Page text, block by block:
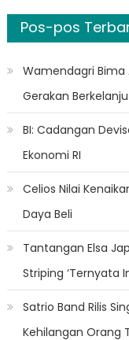
Pos-pos
Wamendagri Bima
Gerakan
BI: Cadangan
Ekonomi RI
Celios Nilai
Daya Beli
Tantangan Elsa
Striping ‘Ternyata
Satrio Band Rilis
Kehilangan Orang